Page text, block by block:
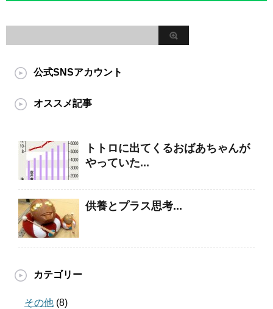
公式SNSアカウント
オススメ記事
トトロに出てくるおばあちゃんが
やっていた...
供養とプラス思考...
カテゴリー
その他 (8)